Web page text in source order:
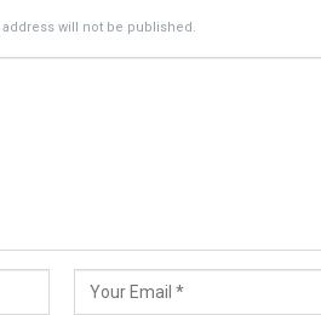
will not be published.